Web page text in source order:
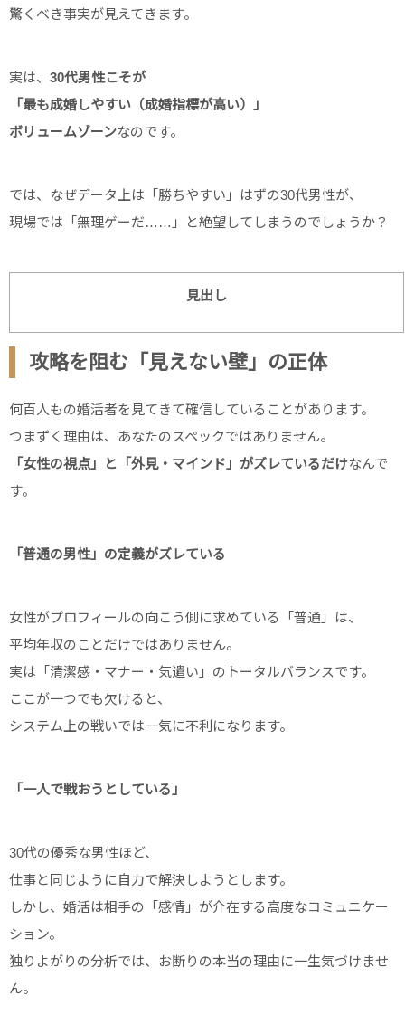
驚くべき事実が見えてきます。
実は、 30代男性こそが
「最も成婚しやすい（成婚指標が高い）」
ボリュームゾーンなのです。
では、なぜデータ上は「勝ちやすい」はずの30代男性が、
現場では「無理ゲーだ……」と絶望してしまうのでしょうか？
見出し
攻略を阻む「見えない壁」の正体
何百人もの婚活者を見てきて確信していることがあります。
つまずく理由は、あなたのスペックではありません。
「女性の視点」と「外見・マインド」がズレているだけなんで
す。
「普通の男性」の定義がズレている
女性がプロフィールの向こう側に求めている「普通」は、
平均年収のことだけではありません。
実は「清潔感・マナー・気遣い」のトータルバランスです。
ここが一つでも欠けると、
システム上の戦いでは一気に不利になります。
「一人で戦おうとしている」
30代の優秀な男性ほど、
仕事と同じように自力で解決しようとします。
しかし、婚活は相手の「感情」が介在する高度なコミュニケー
ション。
独りよがりの分析では、お断りの本当の理由に一生気づけませ
ん。